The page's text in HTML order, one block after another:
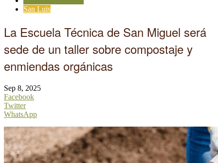
San Luis
La Escuela Técnica de San Miguel será
sede de un taller sobre compostaje y
enmiendas orgánicas
Sep 8, 2025
Facebook
Twitter
WhatsApp